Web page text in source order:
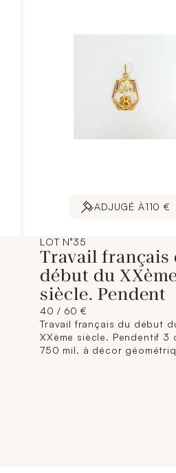
ADJUGÉ À110 €
LOT N°35
Travail français
début du
siècle. Pendent
40 / 60 €
Travail français du début
XXème siècle. Pendentif 3
750 mil. à décor